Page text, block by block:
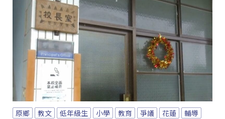
原鄉 教文 低年級生 小學 教育 爭議 花蓮 輔導